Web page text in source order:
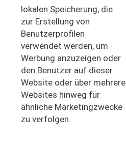
lokalen Speicherung, die
zur Erstellung von
Benutzerprofilen
verwendet werden, um
Werbung anzuzeigen oder
den Benutzer auf dieser
Website oder über mehrere
Websites hinweg für
ähnliche Marketingzwecke
zu verfolgen.